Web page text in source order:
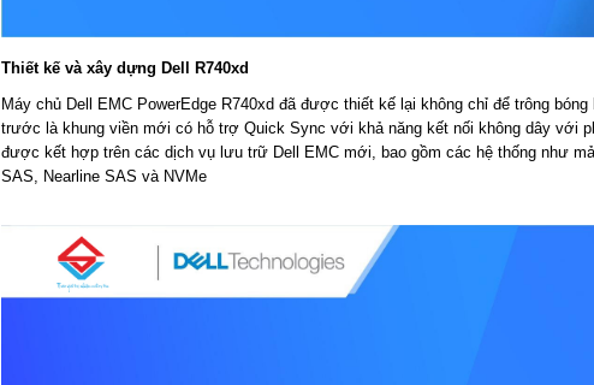
Thiết kế và xây dựng Dell R740xd
Máy chủ Dell EMC PowerEdge R740xd đã được thiết kế lại không chỉ để trông
trước là khung viền mới có hỗ trợ Quick Sync với khả năng kết nối không dây với
được kết hợp trên các dịch vụ lưu trữ Dell EMC mới, bao gồm các hệ thống như
SAS, Nearline SAS và NVMe